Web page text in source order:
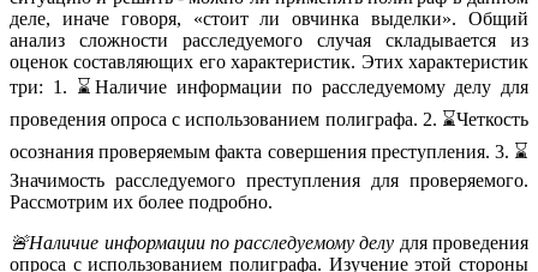
деле, иначе говоря, «стоит ли овчинка выделки». Общий
анализ сложности расследуемого случая складывается из
оценок составляющих его характеристик. Этих характеристик
три: 1. ⌛Наличие информации по расследуемому делу для
проведения опроса с использованием полиграфа. 2. ⌛Четкость
осознания проверяемым факта совершения преступления. 3. ⌛
Значимость расследуемого преступления для проверяемого.
Рассмотрим их более подробно.
🚨Наличие информации по расследуемому делу для проведения
опроса с использованием полиграфа. Изучение этой стороны